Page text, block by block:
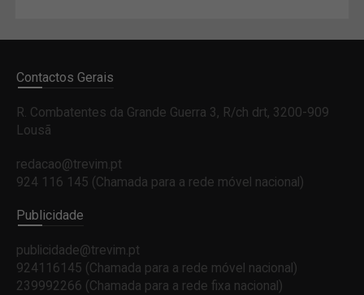
Contactos Gerais
R. Combatentes da Grande Guerra 3, R/ch drt, 3200-909
Lousã
redacao@trevim.pt
924 116 145 (Chamada para a rede móvel nacional)
Publicidade
publicidade@trevim.pt
924116145 (Chamada para a rede móvel nacional)
239992266 (Chamada para a rede fixa nacional)